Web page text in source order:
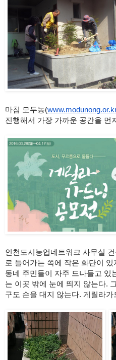
마침 모두농(
진행해서 가장 가까운 공간을 먼
인천도시농업네트워크 사무실
로 들어가는 쪽에 작은 화단이
동네 주민들이 자주 드나들고 있
는 이곳 밖에 눈에 띄지 않는다.
구도 손을 대지 않는다. 게릴라